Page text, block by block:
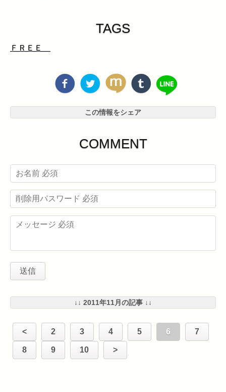
TAGS
ＦＲＥＥ
この情報をシェア
COMMENT
↓↓ 2011年11月の記事 ↓↓
< 2 3 4 5 6 7
8 9 10 >